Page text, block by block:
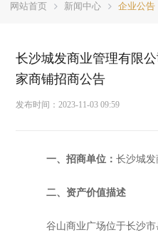
网站首页 新闻中心 企业公告
长沙城发商业管理有限
家商铺招商公告
发布时间： 2023-11-03 09:59
一、招商单位： 长沙城发
二、 资产价值描述
谷山商业广场位于长沙